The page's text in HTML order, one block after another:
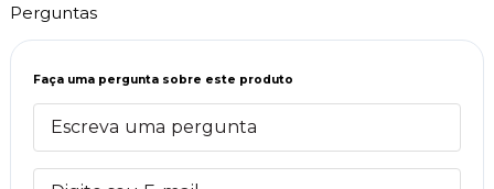
Perguntas
Faça uma pergunta sobre este produto